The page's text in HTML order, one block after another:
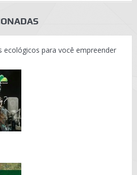
ecológicos para você empreender